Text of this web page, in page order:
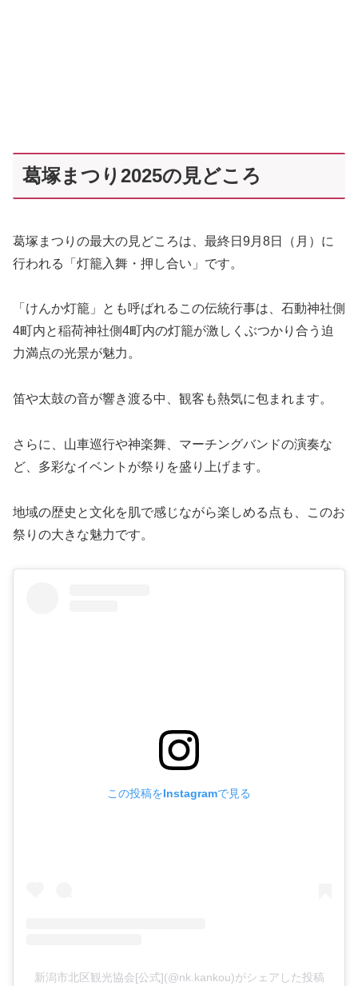
葛塚まつり2025の見どころ
葛塚まつりの最大の見どころは、最終日9月8日（月）に
行われる「灯籠入舞・押し合い」です。
「けんか灯籠」とも呼ばれるこの伝統行事は、石動神社側
4町内と稲荷神社側4町内の灯籠が激しくぶつかり合う迫
力満点の光景が魅力。
笛や太鼓の音が響き渡る中、観客も熱気に包まれます。
さらに、山車巡行や神楽舞、マーチングバンドの演奏な
ど、多彩なイベントが祭りを盛り上げます。
地域の歴史と文化を肌で感じながら楽しめる点も、このお
祭りの大きな魅力です。
この投稿をInstagramで見る
新潟市北区観光協会[公式](@nk.kankou)がシェアした投稿